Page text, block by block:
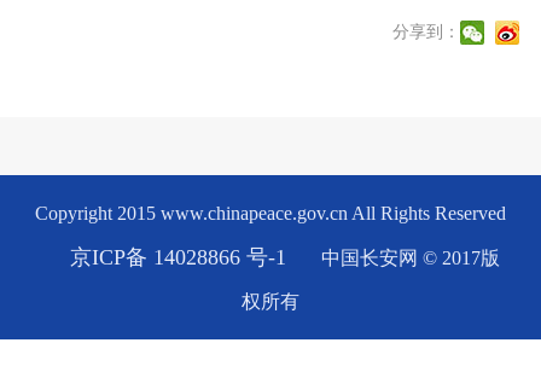
分享到：
Copyright 2015 www.chinapeace.gov.cn All Rights Reserved
京ICP备 14028866 号-1 中国长安网 © 2017版
权所有